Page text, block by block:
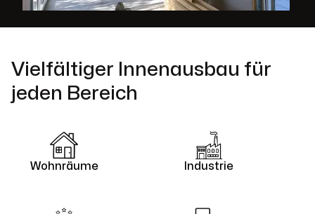
Vielfältiger Innenausbau für
jeden Bereich
Wohnräume Industrie